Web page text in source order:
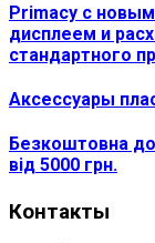
Primacy с
дисплеем и
стандартного
Аксессуары
Безкоштовна
від 5000 грн.
Контакты